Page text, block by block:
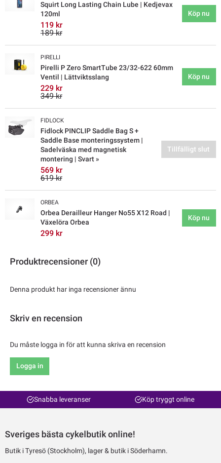
Squirt Long Lasting Chain Lube | Kedjevax
120ml
119 kr
189 kr
Köp nu
PIRELLI
Pirelli P Zero SmartTube 23/32-622 60mm
Ventil | Lättviktsslang
229 kr
349 kr
Köp nu
FIDLOCK
Fidlock PINCLIP Saddle Bag S +
Saddle Base monteringssystem |
Sadelväska med magnetisk
montering | Svart »
569 kr
619 kr
Tillfälligt slut
ORBEA
Orbea Derailleur Hanger No55 X12 Road |
Växelöra Orbea
299 kr
Köp nu
Produktrecensioner (0)
Denna produkt har inga recensioner ännu
Skriv en recension
Du måste logga in för att kunna skriva en recension
Logga in
Snabba leveranser Köp tryggt online
Sveriges bästa cykelbutik online!
Butik i Tyresö (Stockholm), lager & butik i Söderhamn.